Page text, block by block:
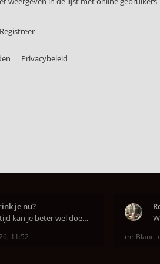
Registreer
Privacybeleid
je nu?
Jawel, rusttijd kan je beter wel doen anders smaa
11:52 mr Blanc,